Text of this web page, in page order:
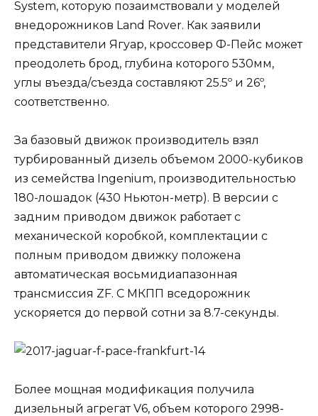
System, которую позаимствовали у моделей
внедорожников Land Rover. Как заявили
представители Ягуар, кроссовер Ф-Пейс может
преодолеть брод, глубина которого 530мм,
углы въезда/съезда составляют 25.5º и 26º,
соответственно.
За базовый движок производитель взял
турбированный дизель объемом 2000-кубиков
из семейства Ingenium, производительностью
180-лошадок (430 Ньютон-метр). В версии с
задним приводом движок работает с
механической коробкой, комплектации с
полным приводом движку положена
автоматическая восьмидиапазонная
трансмиссия ZF. С МКПП вседорожник
ускоряется до первой сотни за 8.7-секунды.
Более мощная модификация получила
дизельный агрегат V6, объем которого 2998-